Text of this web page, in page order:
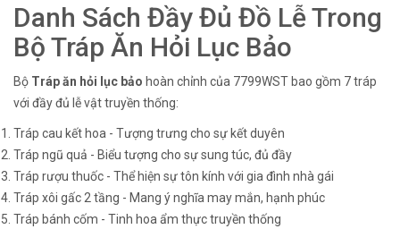
Danh Sách Đầy Đủ Đồ Lễ Trong
Bộ Tráp Ăn Hỏi Lục Bảo
Bộ Tráp ăn hỏi lục bảo hoàn chỉnh của 7799WST bao gồm 7 tráp
với đầy đủ lễ vật truyền thống:
Tráp cau kết hoa - Tượng trưng cho sự kết duyên
Tráp ngũ quả - Biểu tượng cho sự sung túc, đủ đầy
Tráp rượu thuốc - Thể hiện sự tôn kính với gia đình nhà gái
Tráp xôi gấc 2 tầng - Mang ý nghĩa may mắn, hạnh phúc
Tráp bánh cốm - Tinh hoa ẩm thực truyền thống